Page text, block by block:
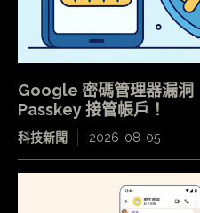
Google 密碼管理器漏
Passkey 接管帳戶！
科技新聞 2026-08-05